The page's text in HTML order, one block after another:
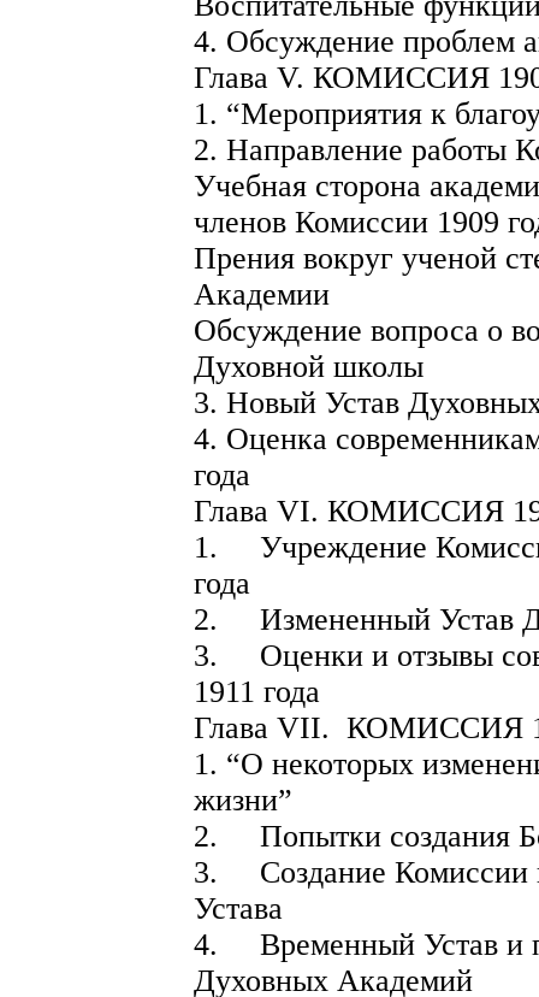
4. Обсуждение проблем
Глава V. КОМИССИЯ
1. “Мероприятия к
2. Направление работы
Учебная сторона
членов Комиссии 1909
Прения вокруг ученой
Академии
Обсуждение вопроса о
Духовной школы
3. Новый Устав
4. Оценка
года
Глава VI. КОМИССИЯ
1. Учреждение
года
2. Измененный Устав
3. Оценки и отзывы
1911 года
Глава VII. КОМИССИЯ
1. “О некоторых
жизни”
2. Попытки создания
3. Создание Комиссии
Устава
4. Временный Устав и
Духовных Академий